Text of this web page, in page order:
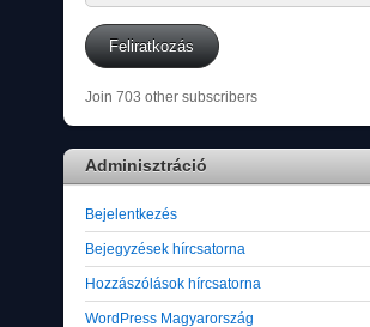
cím
Feliratkozás
Join 703 other subscribers
Adminisztráció
Bejelentkezés
Bejegyzések hírcsatorna
Hozzászólások hírcsatorna
WordPress Magyarország